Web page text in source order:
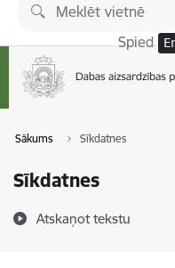
Pāriet uz lapas saturu
Spied
Sākums Sīkdatnes
Sīkdatnes
Atskaņot tekstu